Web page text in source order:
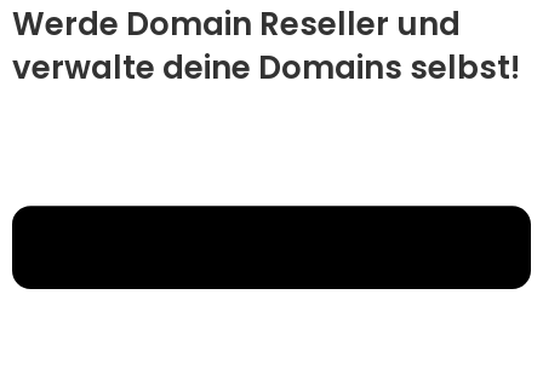
Werde Domain Reseller und
verwalte deine Domains selbst!